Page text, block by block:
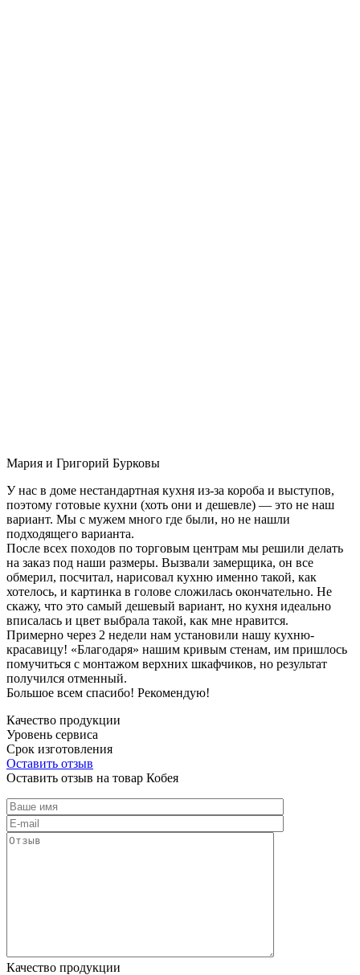
Мария и Григорий Бурковы
У нас в доме нестандартная кухня из-за короба и выступов,
поэтому готовые кухни (хоть они и дешевле) — это не наш
вариант. Мы с мужем много где были, но не нашли
подходящего варианта.
После всех походов по торговым центрам мы решили делать
на заказ под наши размеры. Вызвали замерщика, он все
обмерил, посчитал, нарисовал кухню именно такой, как
хотелось, и картинка в голове сложилась окончательно. Не
скажу, что это самый дешевый вариант, но кухня идеально
вписалась и цвет выбрала такой, как мне нравится.
Примерно через 2 недели нам установили нашу кухню-
красавицу! «Благодаря» нашим кривым стенам, им пришлось
помучиться с монтажом верхних шкафчиков, но результат
получился отменный.
Большое всем спасибо! Рекомендую!
Качество продукции
Уровень сервиса
Срок изготовления
Оставить отзыв
Оставить отзыв на товар Кобея
Качество продукции